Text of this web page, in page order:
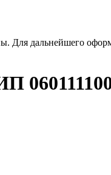
Для дальнейшего